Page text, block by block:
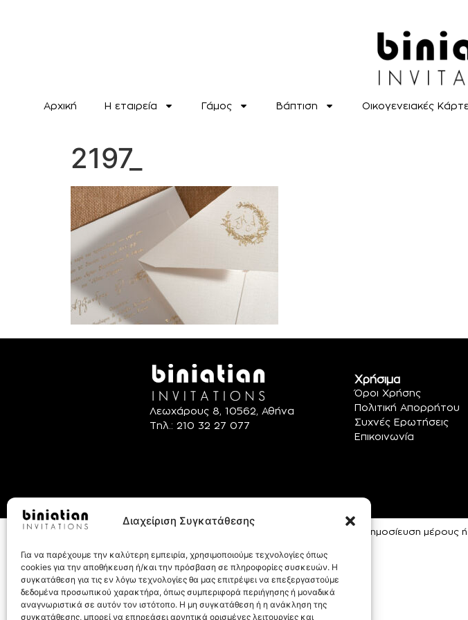
Διαχείριση Συγκατάθεσης
Για να παρέχουμε την καλύτερη εμπειρία, χρησιμοποιούμε τεχνολογίες όπως
cookies για την αποθήκευση ή/και την πρόσβαση σε πληροφορίες συσκευών. Η
συγκατάθεση για τις εν λόγω τεχνολογίες θα μας επιτρέψει να επεξεργαστούμε
δεδομένα προσωπικού χαρακτήρα, όπως συμπεριφορά περιήγησης ή μοναδικά
αναγνωριστικά σε αυτόν τον ιστότοπο. Η μη συγκατάθεση ή η ανάκληση της
συγκατάθεσης, μπορεί να επηρεάσει αρνητικά ορισμένες λειτουργίες και
Αρχική H εταιρεία Γάμος Βάπτιση Οικογενειακές
2197_
Λεωχάρους 8, 10562, Αθήνα
Τηλ.: 210 32 27 077
Χρήσιμα
Όροι Χρήσης
Πολιτική Απορρήτου
Συχνές Ερωτήσεις
Επικοινωνία
© Biniatian.gr – Απαγορεύεται η αναδημοσίευση μέρους